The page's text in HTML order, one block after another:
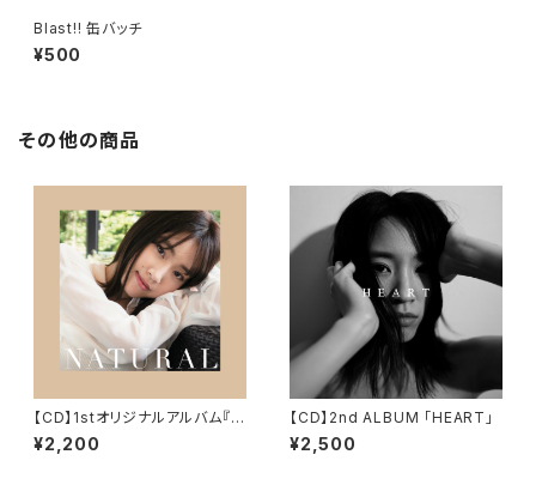
Blast!! 缶バッチ
¥500
その他の商品
【CD】1stオリジナルアルバム『N
ATURAL』
¥2,200
【CD】2nd ALBUM 「HEART」
¥2,500